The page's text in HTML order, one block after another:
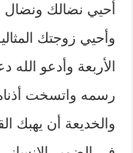
أحيي نضالك ونضال
وأحيي زوجتك
الأربعة وأدعو
رسمه واتسخت
والخديعة أن يهبك